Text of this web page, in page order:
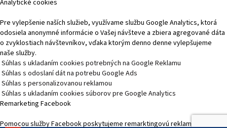
Analytické cookies
Pre vylepšenie naších služieb, využívame službu Google Analytics, ktorá
odosiela anonymné informácie o Vašej návšteve a zbiera agregované dáta
o zvyklostiach návštevníkov, vďaka ktorým denno denne vylepšujeme
naše služby.
Súhlas s ukladaním cookies potrebných na Google Reklamu
Súhlas s odoslaní dát na potrebu Google Ads
Súhlas s personalizovanou reklamou
Súhlas s ukladaním cookies súborov pre Google Analytics
Remarketing Facebook
Pomocou služby Facebook poskytujeme remarktingovú reklamu, čím